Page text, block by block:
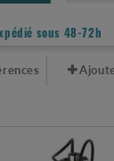
sous 48-72h